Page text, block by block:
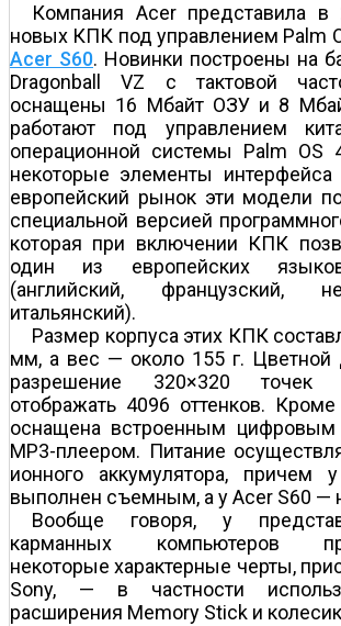
Компания Acer представила в
новых КПК под управлением Palm
Acer S60. Новинки построены на
Dragonball VZ с тактовой
оснащены 16 Мбайт ОЗУ и 8
работают под управлением
операционной системы Palm OS
некоторые элементы
европейский рынок эти модели
специальной версией
которая при включении КПК
один из европейских
(английский, французский,
итальянский).
Размер корпуса этих КПК
мм, а вес — около 155 г. Цветной
разрешение 320×320 точек
отображать 4096 оттенков.
оснащена встроенным
MP3-плеером. Питание
ионного аккумулятора,
выполнен съемным, а у Acer S60 —
Вообще говоря, у
карманных компьютеров
некоторые характерные черты,
Sony, — в частности
расширения Memory Stick и